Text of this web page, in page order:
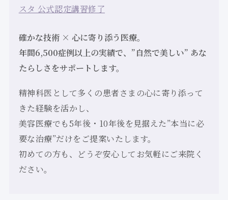
スタ 公式認定講習修了
確かな技術 × 心に寄り添う医療。
年間6,500症例以上の実績で、”自然で美しい” あな
たらしさをサポートします。
精神科医として多くの患者さまの心に寄り添って
きた経験を活かし、
美容医療でも5年後・10年後を見据えた”本当に必
要な治療”だけをご提案いたします。
初めての方も、どうぞ安心してお気軽にご来院く
ださい。